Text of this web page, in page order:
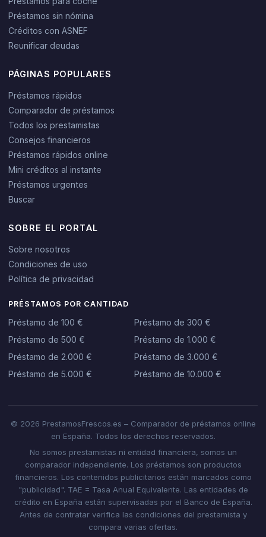
Préstamos sin nómina
Créditos con ASNEF
Reunificar deudas
PÁGINAS POPULARES
Préstamos rápidos
Comparador de préstamos
Todos los prestamistas
Consejos financieros
Préstamos rápidos online
Mini créditos al instante
Préstamos urgentes
Buscar
SOBRE EL PORTAL
Sobre nosotros
Condiciones de uso
Política de privacidad
PRÉSTAMOS POR CANTIDAD
Préstamo de 100 €
Préstamo de 300 €
Préstamo de 500 €
Préstamo de 1.000 €
Préstamo de 2.000 €
Préstamo de 3.000 €
Préstamo de 5.000 €
Préstamo de 10.000 €
© 2026 PrestamosFrescos.es – Comparador de préstamos online
en España. Todos los derechos reservados.
No somos prestamistas ni entidad financiera, somos un
comparador independiente. Los préstamos son productos
financieros. Los contenidos publicitarios están marcados como
"publicidad". TAE = Tasa Anual Equivalente. Las entidades de
crédito en España están supervisadas por el Banco de España.
Antes de contratar verifica las condiciones del prestamista y
compara varias ofertas.